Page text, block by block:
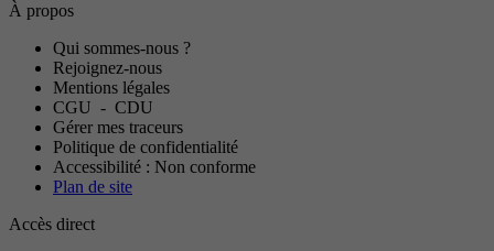
À propos
Qui sommes-nous ?
Rejoignez-nous
Mentions légales
CGU - CDU
Gérer mes traceurs
Politique de confidentialité
Accessibilité : Non conforme
Plan de site
Accès direct